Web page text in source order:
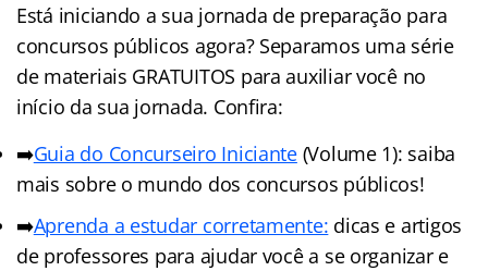
Está iniciando a sua jornada de preparação para
concursos públicos agora? Separamos uma série
de materiais GRATUITOS para auxiliar você no
início da sua jornada. Confira:
➡️Guia do Concurseiro Iniciante(Volume 1): saiba
mais sobre o mundo dos concursos públicos!
➡️Aprenda a estudar corretamente: dicas e artigos
de professores para ajudar você a se organizar e